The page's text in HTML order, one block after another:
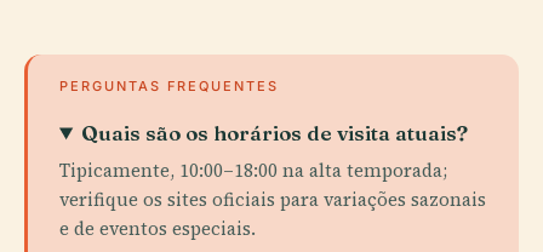
PERGUNTAS FREQUENTES
Quais são os horários de visita atuais?
Tipicamente, 10:00–18:00 na alta temporada;
verifique os sites oficiais para variações sazonais
e de eventos especiais.